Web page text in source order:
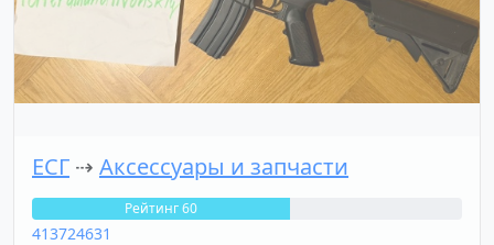
ЕСГ ⇢ Аксессуары и запчасти
Рейтинг 60
413724631